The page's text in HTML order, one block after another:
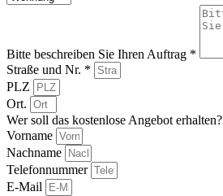
Bitte beschreiben Sie Ihren Auftrag *
Straße und Nr. *
PLZ
Ort.
Wer soll das kostenlose Angebot erhalten?
Vorname
Nachname
Telefonnummer
E-Mail